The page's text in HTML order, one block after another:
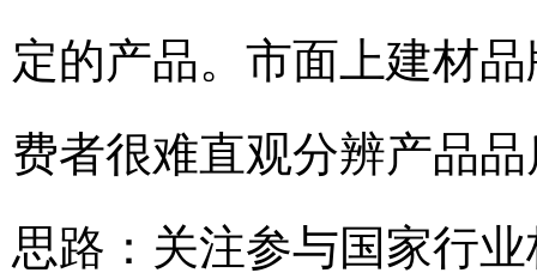
定的产品。市面上建材
费者很难直观分辨产品
思路：关注参与国家行